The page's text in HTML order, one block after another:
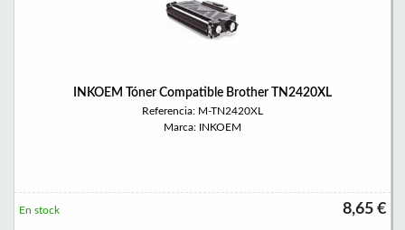
INKOEM Tóner Compatible Brother TN2420XL
Referencia: M-TN2420XL
Marca: INKOEM
8,65 €
En stock